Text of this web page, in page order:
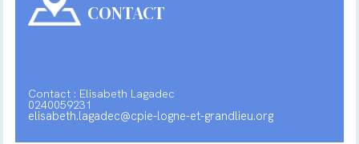
CONTACT
Contact : Elisabeth Lagadec
0240059231
elisabeth.lagadec@cpie-logne-et-grandlieu.org